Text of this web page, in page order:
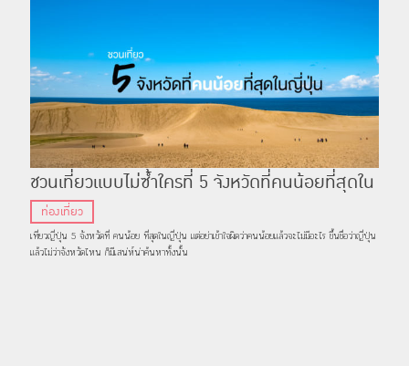
ชวนเที่ยวแบบไม่ซ้ำใครที่ 5 จังหวัดที่คนน้อยที่สุดใน
ญี่ปุ่น
ท่องเที่ยว
เที่ยวญี่ปุ่น 5 จังหวัดที่ คนน้อย ที่สุดในญี่ปุ่น แต่อย่าเข้าใจผิดว่าคนน้อยแล้วจะไม่มีอะไร ขึ้นชื่อว่าญี่ปุ่น
แล้วไม่ว่าจังหวัดไหน ก็มีเสน่ห์น่าค้นหาทั้งนั้น